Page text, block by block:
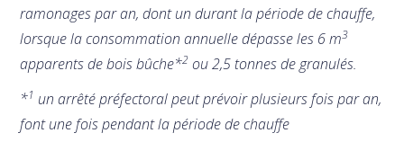
ramonages par an, dont un durant la période de chauffe,
lorsque la consommation annuelle dépasse les 6 m3
apparents de bois bûche*2 ou 2,5 tonnes de granulés.
*1 un arrêté préfectoral peut prévoir plusieurs fois par an,
font une fois pendant la période de chauffe